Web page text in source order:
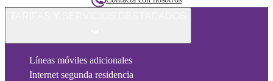
Líneas móviles adicionales
Internet segunda residencia